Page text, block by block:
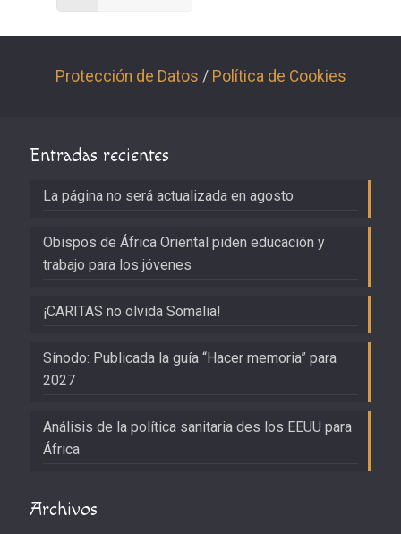
Protección de Datos / Política de Cookies
Entradas recientes
La página no será actualizada en agosto
Obispos de África Oriental piden educación y
trabajo para los jóvenes
¡CARITAS no olvida Somalia!
Sínodo: Publicada la guía “Hacer memoria” para
2027
Análisis de la política sanitaria des los EEUU para
África
Archivos